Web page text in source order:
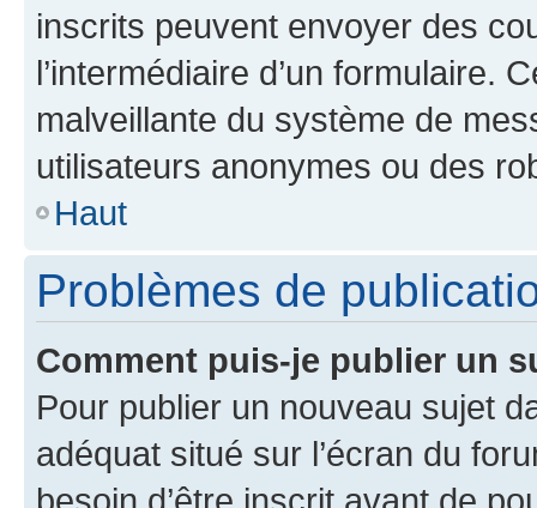
inscrits peuvent envoyer des
l’intermédiaire d’un formulaire.
malveillante du système de
utilisateurs anonymes ou des
Haut
Problèmes de
Comment puis-je publier un
Pour publier un nouveau sujet
adéquat situé sur l’écran du
besoin d’être inscrit avant de